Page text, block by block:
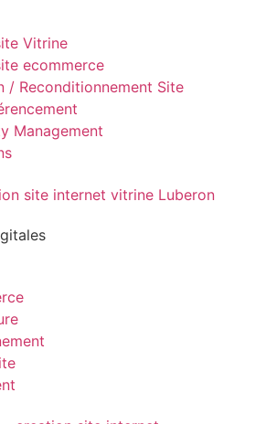
Vitrine
ecommerce
/ Reconditionnement Site
Management